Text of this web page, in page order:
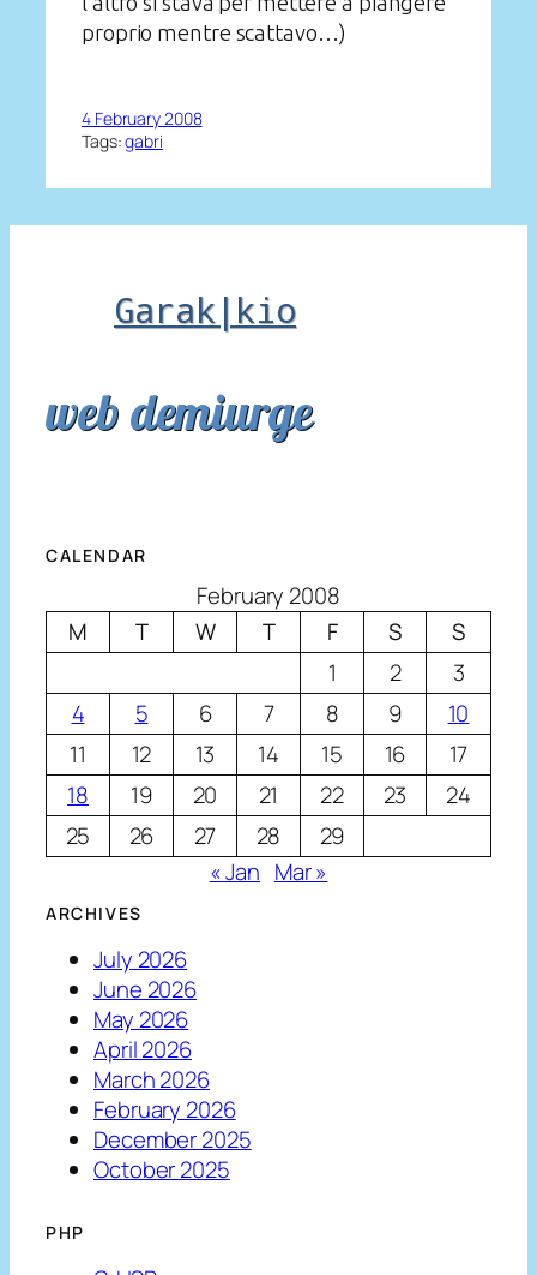
proprio mentre scattavo…)
4 February 2008
Tags:gabri
Garak|kio
web demiurge
CALENDAR
February 2008
M
T W T F S
S
1
2
3
4
5 6 7 8 9
10
11
12 13 14 15 16
17
18
19 20 21 22 23
24
25
26 27 28
29
« Jan Mar »
ARCHIVES
July 2026
June 2026
May 2026
April 2026
March 2026
February 2026
December 2025
October 2025
PHP